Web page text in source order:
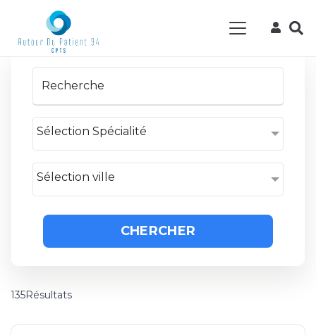
Sélection Spécialité
Sélection ville
CHERCHER
135Résultats